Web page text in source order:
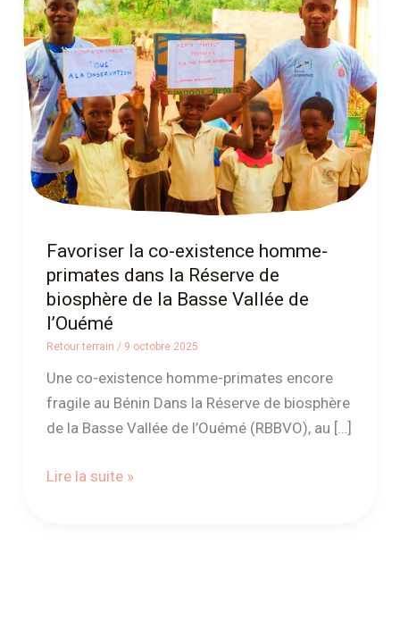
Favoriser la co-existence homme-
primates dans la Réserve de
biosphère de la Basse Vallée de
l’Ouémé
Retour terrain / 9 octobre 2025
Une co-existence homme-primates encore
fragile au Bénin Dans la Réserve de biosphère
de la Basse Vallée de l’Ouémé (RBBVO), au […]
co-
existence
homme-
primates
dans
la
Réserve
de
biosphère
Basse
Vallée
de
Lire la suite »